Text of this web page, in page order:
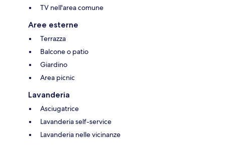
TV nell'area comune
Aree esterne
Terrazza
Balcone o patio
Giardino
Area picnic
Lavanderia
Asciugatrice
Lavanderia self-service
Lavanderia nelle vicinanze